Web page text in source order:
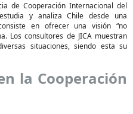
de Cooperación Internacional del
y analiza Chile desde una
en ofrecer una visión “no
Los consultores de JICA muestran
situaciones, siendo esta su
la Cooperación